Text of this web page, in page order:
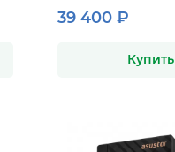
39 400 ₽
Купить